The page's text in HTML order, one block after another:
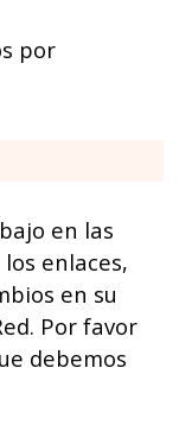
por
en las
enlaces,
en su
Por favor
debemos